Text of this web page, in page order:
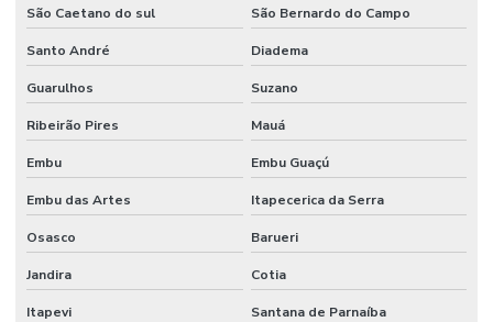
Obra comercial
Obra industrial
Obras e reformas em geral
Orçamento para construção de barracão
Orçamento construção civil
Orçamento para construção de galpão
São Caetano do sul
São Bernardo do Campo
Santo André Diadema
Guarulhos Suzano
Ribeirão Pires Mauá
Embu Embu Guaçú
Embu das Artes Itapecerica da Serra
Osasco Barueri
Jandira Cotia
Itapevi Santana de Parnaíba